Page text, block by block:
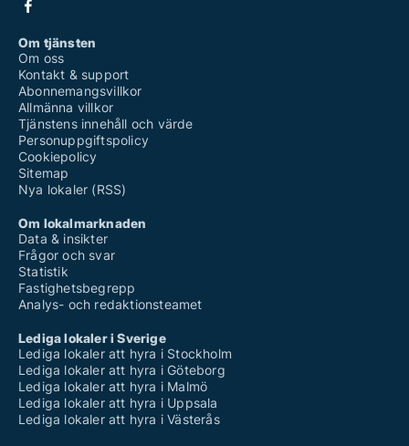
Om tjänsten
Om oss
Kontakt & support
Abonnemangsvillkor
Allmänna villkor
Tjänstens innehåll och värde
Personuppgiftspolicy
Cookiepolicy
Sitemap
Nya lokaler (RSS)
Om lokalmarknaden
Data & insikter
Frågor och svar
Statistik
Fastighetsbegrepp
Analys- och redaktionsteamet
Lediga lokaler i Sverige
Lediga lokaler att hyra i Stockholm
Lediga lokaler att hyra i Göteborg
Lediga lokaler att hyra i Malmö
Lediga lokaler att hyra i Uppsala
Lediga lokaler att hyra i Västerås